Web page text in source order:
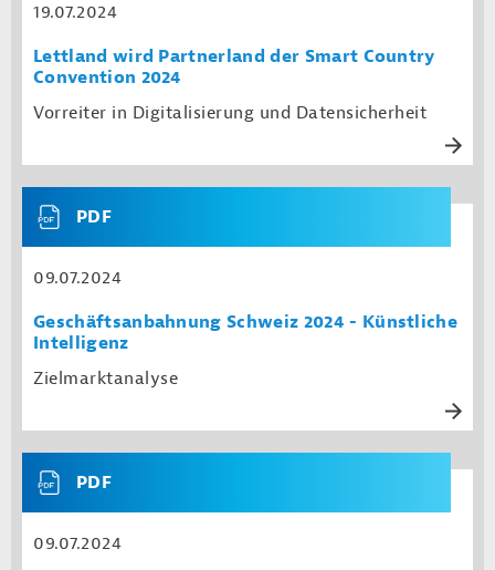
19.07.2024
Lettland wird Partnerland der Smart Country
Convention 2024
Vorreiter in Digitalisierung und Datensicherheit
PDF
09.07.2024
Geschäftsanbahnung Schweiz 2024 - Künstliche
Intelligenz
Zielmarktanalyse
PDF
09.07.2024